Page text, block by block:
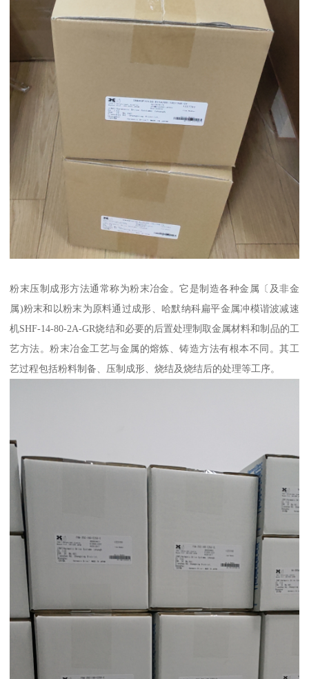
粉末压制成形方法通常称为粉末冶金。它是制造各种金属〔及非金
属)粉末和以粉末为原料通过成形、哈默纳科扁平金属冲模谐波减速
机SHF-14-80-2A-GR烧结和必要的后置处理制取金属材料和制品的工
艺方法。粉末冶金工艺与金属的熔炼、铸造方法有根本不同。其工
艺过程包括粉料制备、压制成形、烧结及烧结后的处理等工序。